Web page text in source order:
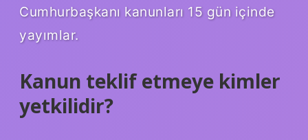
Cumhurbaşkanı kanunları 15 gün içinde
yayımlar.
Kanun teklif etmeye kimler
yetkilidir?